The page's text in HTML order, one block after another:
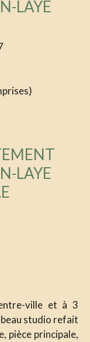
LAYE
LAYE
ville et à 3
beau studio refait
pièce principale,